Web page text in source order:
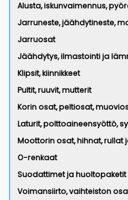
Alusta, iskunvaimennus,
Jarruneste, jäähdytineste,
Jarruosat
Jäähdytys, ilmastointi ja
Klipsit, kiinnikkeet
Pultit, ruuvit, mutterit
Korin osat, peltiosat,
Laturit, polttoaineensyöttö,
Moottorin osat, hihnat, rullat
O-renkaat
Suodattimet ja huoltopaketit
Voimansiirto, vaihteiston